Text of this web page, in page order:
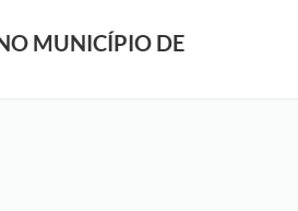
MUNICÍPIO DE